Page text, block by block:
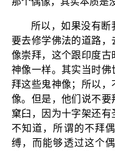
所以，如果没有断
要去修学佛法的道路
像崇拜，这个跟印度
神像一样。其实当时
拜这些鬼神像；所以
像。但是，他们说不
窠臼，因为十字架还有
不知道，所谓的不拜
缚，而能够透过这个